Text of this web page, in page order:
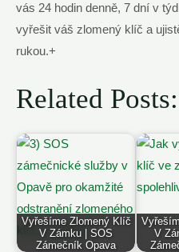
vás 24 hodin denně, 7 dní v
vyřešit váš zlomený klíč a
rukou.+
Related Posts:
Vyřešíme Zlomený Klíč
V Zámku | SOS
Zámečník Opava
V